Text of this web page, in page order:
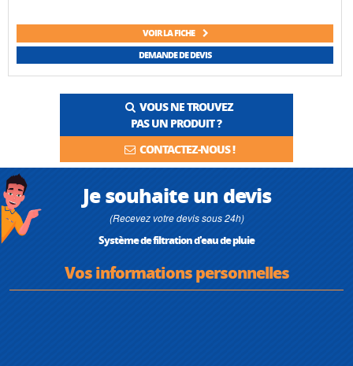
VOIR LA FICHE
DEMANDE DE DEVIS
VOUS NE TROUVEZ
PAS UN PRODUIT ?
CONTACTEZ-NOUS !
Je souhaite un devis
(Recevez votre devis sous 24h)
Système de filtration d'eau de pluie
Vos informations personnelles